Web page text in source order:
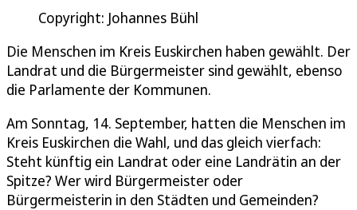
Copyright: Johannes Bühl
Die Menschen im Kreis Euskirchen haben gewählt. Der
Landrat und die Bürgermeister sind gewählt, ebenso
die Parlamente der Kommunen.
Am Sonntag, 14. September, hatten die Menschen im
Kreis Euskirchen die Wahl, und das gleich vierfach:
Steht künftig ein Landrat oder eine Landrätin an der
Spitze? Wer wird Bürgermeister oder
Bürgermeisterin in den Städten und Gemeinden?